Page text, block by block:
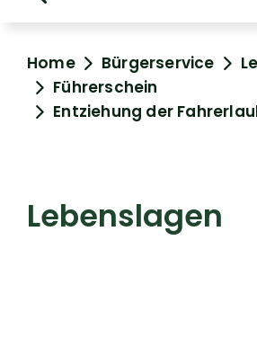
Home Bürgerservice
Führerschein
Entziehung der
Lebenslagen